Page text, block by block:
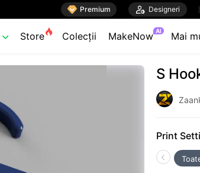
 Premium  Designeri
 Store Colecții MakeNow AI Mai
S
Print